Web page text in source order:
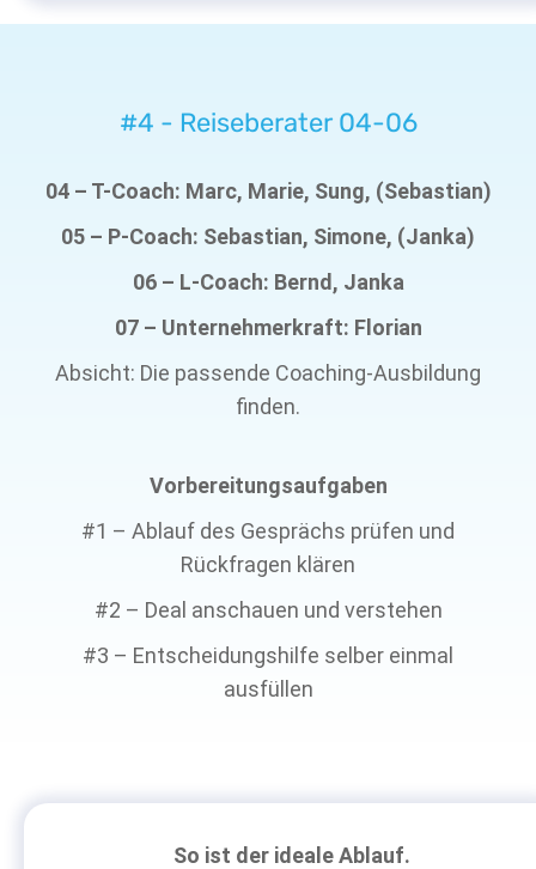
#4 - Reiseberater 04-06
04 – T-Coach: Marc, Marie, Sung, (Sebastian)
05 – P-Coach: Sebastian, Simone, (Janka)
06 – L-Coach: Bernd, Janka
07 – Unternehmerkraft: Florian
Absicht: Die passende Coaching-Ausbildung
finden.
Vorbereitungsaufgaben
#1 – Ablauf des Gesprächs prüfen und
Rückfragen klären
#2 – Deal anschauen und verstehen
#3 – Entscheidungshilfe selber einmal
ausfüllen
So ist der ideale Ablauf.